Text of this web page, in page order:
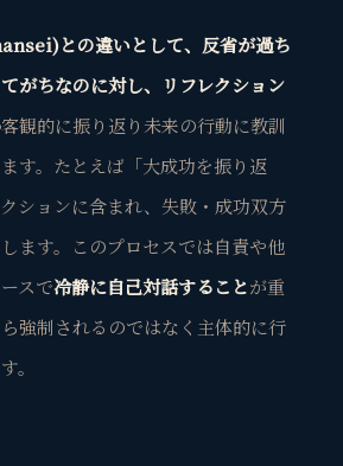
との違いとして、反省が過ち
がちなのに対し、リフレクション
客観的に振り返り未来の行動に教訓
す。たとえば「大成功を振り返
ションに含まれ、失敗・成功双方
ます。このプロセスでは自責や他
スで冷静に自己対話することが重
強制されるのではなく主体的に行
。